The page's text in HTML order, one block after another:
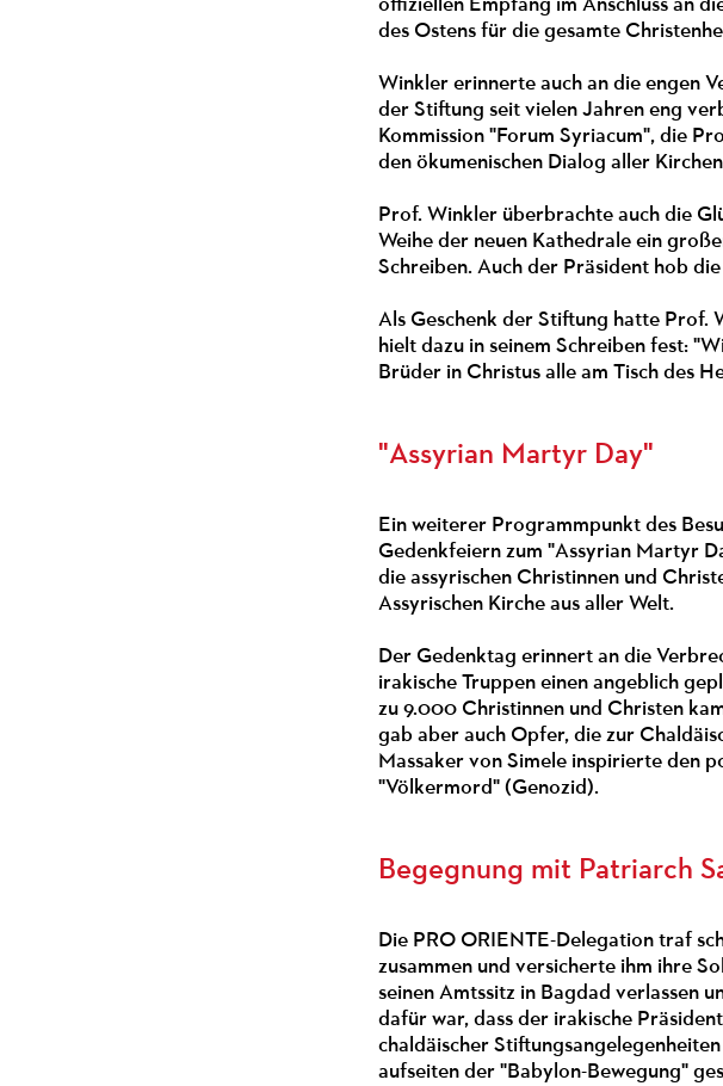
offiziellen Empfang im Anschluss an
des Ostens für die gesamte
Winkler erinnerte auch an die engen
der Stiftung seit vielen Jahren eng
Kommission "Forum Syriacum", die
den ökumenischen Dialog aller
Prof. Winkler überbrachte auch die
Weihe der neuen Kathedrale ein
Schreiben. Auch der Präsident hob
Als Geschenk der Stiftung hatte Prof.
hielt dazu in seinem Schreiben fest:
Brüder in Christus alle am Tisch des
"Assyrian Martyr Day"
Ein weiterer Programmpunkt des
Gedenkfeiern zum "Assyrian Martyr
die assyrischen Christinnen und
Assyrischen Kirche aus aller Welt.
Der Gedenktag erinnert an die
irakische Truppen einen angeblich
zu 9.000 Christinnen und Christen
gab aber auch Opfer, die zur
Massaker von Simele inspirierte den
"Völkermord" (Genozid).
Begegnung mit Patriarch
Die PRO ORIENTE-Delegation traf
zusammen und versicherte ihm ihre
seinen Amtssitz in Bagdad verlassen
dafür war, dass der irakische
chaldäischer
aufseiten der "Babylon-Bewegung"